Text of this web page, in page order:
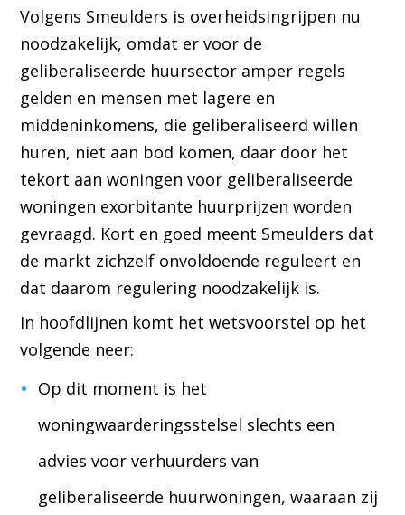
Volgens Smeulders is overheidsingrijpen nu
noodzakelijk, omdat er voor de
geliberaliseerde huursector amper regels
gelden en mensen met lagere en
middeninkomens, die geliberaliseerd willen
huren, niet aan bod komen, daar door het
tekort aan woningen voor geliberaliseerde
woningen exorbitante huurprijzen worden
gevraagd. Kort en goed meent Smeulders dat
de markt zichzelf onvoldoende reguleert en
dat daarom regulering noodzakelijk is.
In hoofdlijnen komt het wetsvoorstel op het
volgende neer:
Op dit moment is het
woningwaarderingsstelsel slechts een
advies voor verhuurders van
geliberaliseerde huurwoningen, waaraan zij